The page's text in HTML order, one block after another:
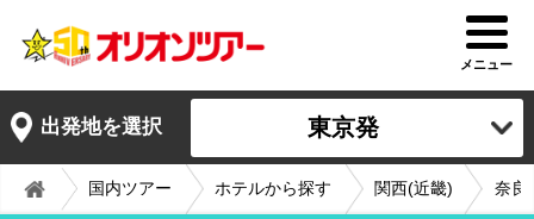
メニュー
出発地を選択 東京発
国内ツアー ホテルから探す 関西(近畿) 奈良